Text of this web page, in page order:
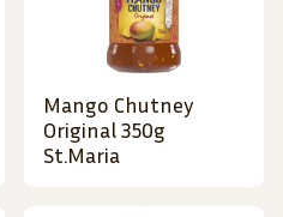
Mango Chutney
Original 350g
St.Maria